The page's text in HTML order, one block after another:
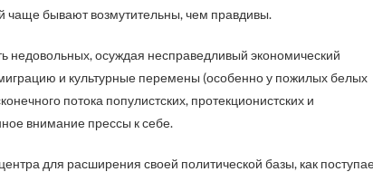
чаще бывают возмутительны, чем правдивы.
недовольных, осуждая несправедливый экономический
и культурные перемены (особенно у пожилых белых
потока популистских, протекционистских и
внимание прессы к себе.
для расширения своей политической базы, как